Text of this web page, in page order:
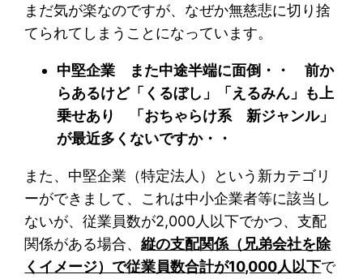
まだ気が楽なのですが、なぜか無慈悲に切り捨
てられてしまうことになっています。
中堅企業 また中途半端に面倒・・ 前か
らあるけど「くるぼし」「えるみん」も上
乗せあり 「おちゃらけ系 新ジャンル」
が最近多くないですか・・
また、中堅企業（特定法人）という新カテゴリ
ーができまして、これは中小企業者等に該当し
ないが、従業員数が2,000人以下でかつ、支配
関係がある場合、縦の支配関係（兄弟会社を除
くイメージ）で従業員数合計が10,000人以下で